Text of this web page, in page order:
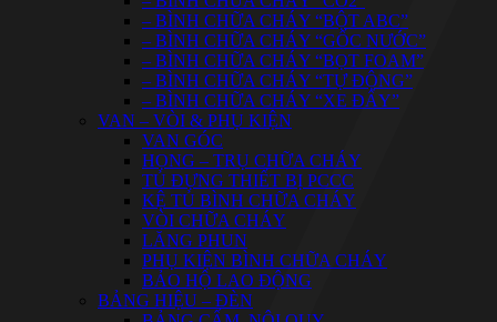
– BÌNH CHỮA CHÁY “BỘT ABC”
– BÌNH CHỮA CHÁY “GỐC NƯỚC”
– BÌNH CHỮA CHÁY “BỌT FOAM”
– BÌNH CHỮA CHÁY “TỰ ĐỘNG”
– BÌNH CHỮA CHÁY “XE ĐẨY”
VAN – VÒI & PHỤ KIỆN
VAN GÓC
HỌNG – TRỤ CHỮA CHÁY
TỦ ĐỰNG THIẾT BỊ PCCC
KỆ TỦ BÌNH CHỮA CHÁY
VÒI CHỮA CHÁY
LĂNG PHUN
PHỤ KIỆN BÌNH CHỮA CHÁY
BẢO HỘ LAO ĐỘNG
BẢNG HIỆU – ĐÈN